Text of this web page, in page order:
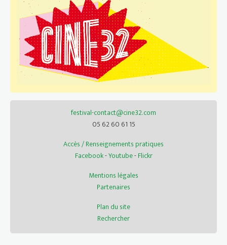
festival-contact@cine32.com
05 62 60 61 15
Accès / Renseignements pratiques
Facebook-Youtube-Flickr
Mentions légales
Partenaires
Plan du site
Rechercher